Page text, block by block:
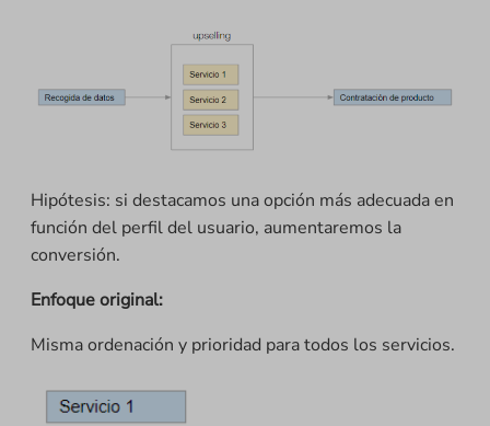
Hipótesis: si destacamos una opción más adecuada en
función del perfil del usuario, aumentaremos la
conversión.
Enfoque original:
Misma ordenación y prioridad para todos los servicios.